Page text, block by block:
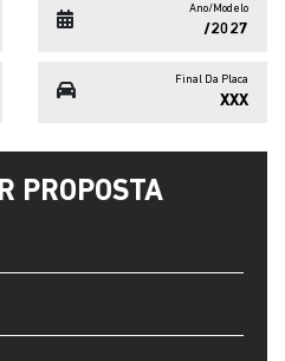
Ano/Modelo
/2027
Final Da Placa
XXX
PROPOSTA